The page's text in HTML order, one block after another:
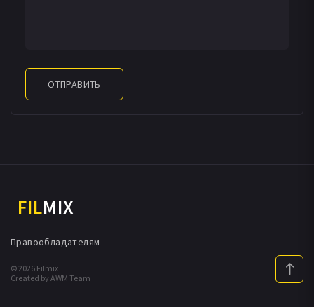
ОТПРАВИТЬ
FILMIX
© 2026 Filmix
Created by AWM Team
Правообладателям